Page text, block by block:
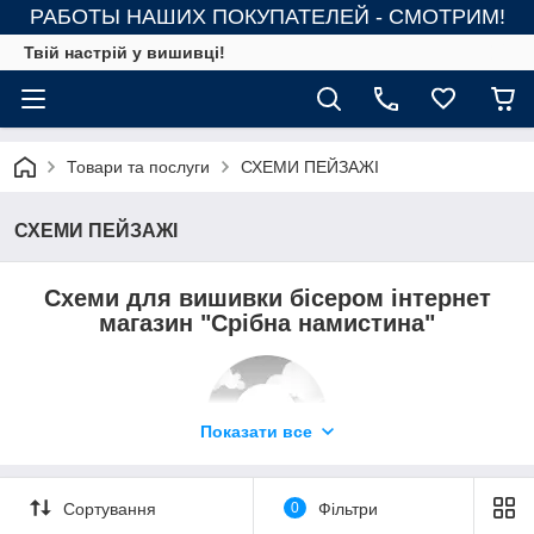
РАБОТЫ НАШИХ ПОКУПАТЕЛЕЙ - СМОТРИМ!
Твій настрій у вишивці!
Товари та послуги СХЕМИ ПЕЙЗАЖІ
СХЕМИ ПЕЙЗАЖІ
Схеми для вишивки бісером інтернет
магазин "Срібна намистина"
В даному розділі товарів у вас є можливість вибрати і
Показати все
Сортування 0 Фільтри